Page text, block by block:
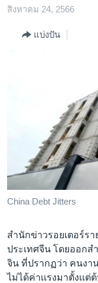
ไปไทย
ธุรกิจ
ตรวจสอบข่าว
เรียนรู้ภาษาอังกฤษ
พอดคาสต์
ติดตามเรา
เลือกภาษา
สิงหาคม 24, 2566
แบ่งปัน
China Debt Jitters
สำนักข่าวรอยเตอร์ร
ประเทศจีน โดยออกส
จิน ที่ปรากฏว่า คนงา
ไม่ได้ค่าเเรงมาตั้งเเต่